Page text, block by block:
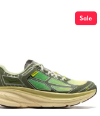
Sale